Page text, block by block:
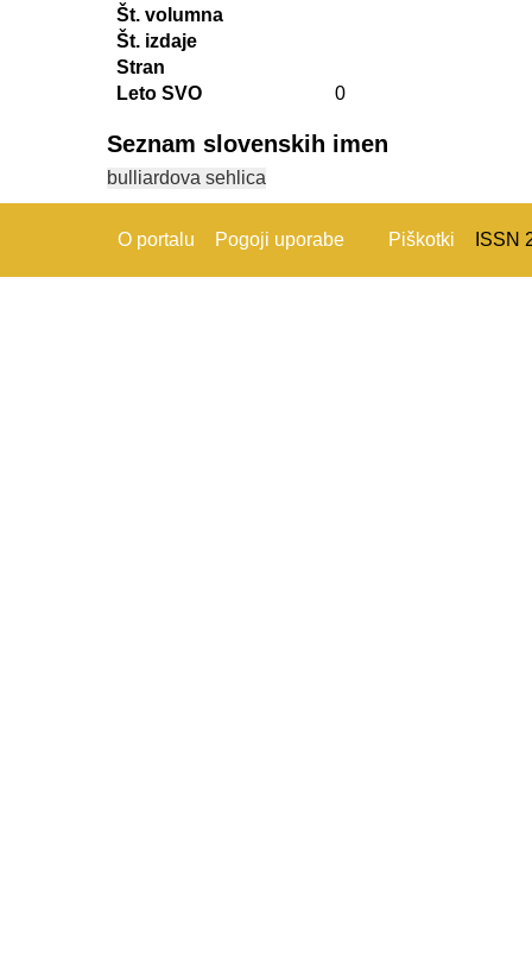
Št. volumna
Št. izdaje
Stran
Leto SVO
0
Seznam slovenskih imen
bulliardova sehlica
O portalu Pogoji uporabe Piškotki ISSN